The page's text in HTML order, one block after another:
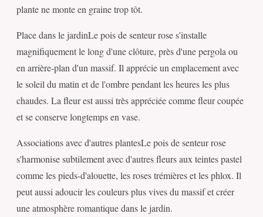
plante ne monte en graine trop tôt.
Place dans le jardinLe pois de senteur rose s'installe
magnifiquement le long d'une clôture, près d'une pergola ou
en arrière-plan d'un massif. Il apprécie un emplacement avec
le soleil du matin et de l'ombre pendant les heures les plus
chaudes. La fleur est aussi très appréciée comme fleur coupée
et se conserve longtemps en vase.
Associations avec d'autres plantesLe pois de senteur rose
s'harmonise subtilement avec d'autres fleurs aux teintes pastel
comme les pieds-d'alouette, les roses trémières et les phlox. Il
peut aussi adoucir les couleurs plus vives du massif et créer
une atmosphère romantique dans le jardin.